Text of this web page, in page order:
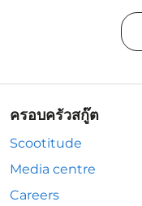
ครอบครัวสกู๊ต
Scootitude
Media centre
Careers